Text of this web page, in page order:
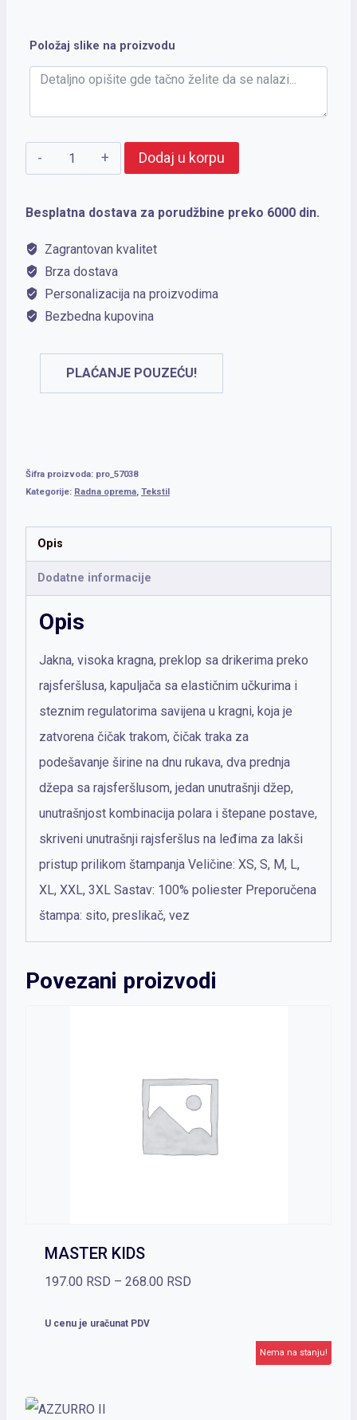
Položaj slike na proizvodu
HILL
količina
Dodaj u korpu
Besplatna dostava za porudžbine preko 6000 din.
Zagrantovan kvalitet
Brza dostava
Personalizacija na proizvodima
Bezbedna kupovina
PLAĆANJE POUZEĆU!
Šifra proizvoda: pro_57038
Kategorije: Radna oprema Tekstil
Opis
Dodatne informacije
Opis
Jakna, visoka kragna, preklop sa drikerima preko
rajsferšlusa, kapuljača sa elastičnim učkurima i
steznim regulatorima savijena u kragni, koja je
zatvorena čičak trakom, čičak traka za
podešavanje širine na dnu rukava, dva prednja
džepa sa rajsferšlusom, jedan unutrašnji džep,
unutrašnjost kombinacija polara i štepane postave,
skriveni unutrašnji rajsferšlus na leđima za lakši
pristup prilikom štampanja Veličine: XS, S, M, L,
XL, XXL, 3XL Sastav: 100% poliester Preporučena
štampa: sito, preslikač, vez
Povezani proizvodi
Nema na stanju!
MASTER KIDS
197.00 RSD – 268.00 RSD
U cenu je uračunat PDV